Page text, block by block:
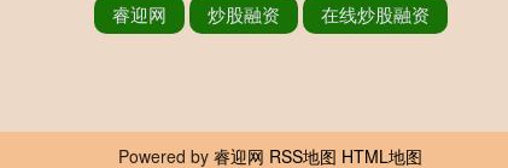
睿迎网 炒股融资 在线炒股融资
Powered by 睿迎网 RSS地图 HTML地图